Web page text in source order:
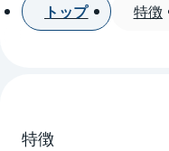
トップ 特徴
特徴